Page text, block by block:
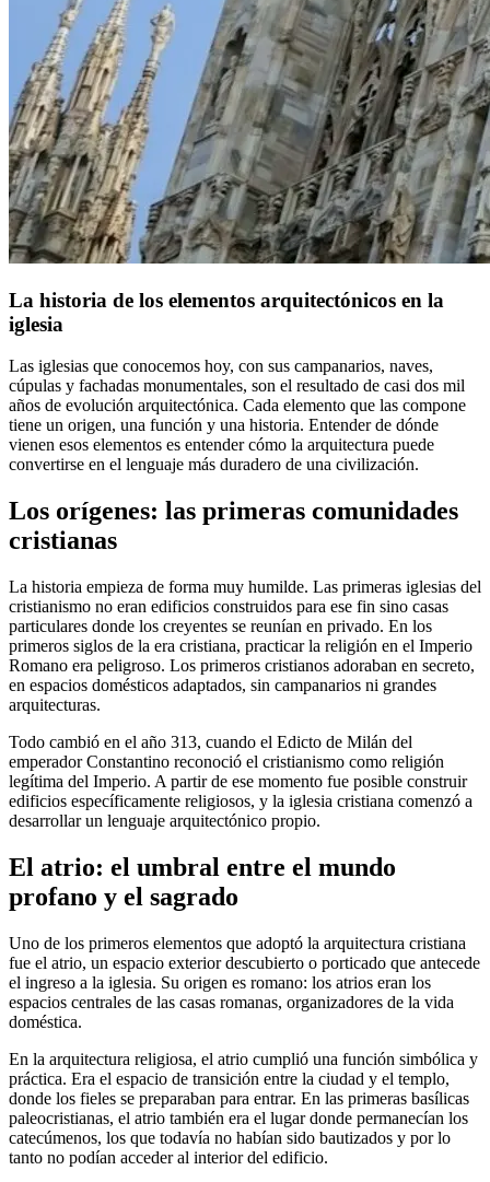
La historia de los elementos arquitectónicos en la
iglesia
Las iglesias que conocemos hoy, con sus campanarios, naves,
cúpulas y fachadas monumentales, son el resultado de casi dos mil
años de evolución arquitectónica. Cada elemento que las compone
tiene un origen, una función y una historia. Entender de dónde
vienen esos elementos es entender cómo la arquitectura puede
convertirse en el lenguaje más duradero de una civilización.
Los orígenes: las primeras comunidades
cristianas
La historia empieza de forma muy humilde. Las primeras iglesias del
cristianismo no eran edificios construidos para ese fin sino casas
particulares donde los creyentes se reunían en privado. En los
primeros siglos de la era cristiana, practicar la religión en el Imperio
Romano era peligroso. Los primeros cristianos adoraban en secreto,
en espacios domésticos adaptados, sin campanarios ni grandes
arquitecturas.
Todo cambió en el año 313, cuando el Edicto de Milán del
emperador Constantino reconoció el cristianismo como religión
legítima del Imperio. A partir de ese momento fue posible construir
edificios específicamente religiosos, y la iglesia cristiana comenzó a
desarrollar un lenguaje arquitectónico propio.
El atrio: el umbral entre el mundo
profano y el sagrado
Uno de los primeros elementos que adoptó la arquitectura cristiana
fue el atrio, un espacio exterior descubierto o porticado que antecede
el ingreso a la iglesia. Su origen es romano: los atrios eran los
espacios centrales de las casas romanas, organizadores de la vida
doméstica.
En la arquitectura religiosa, el atrio cumplió una función simbólica y
práctica. Era el espacio de transición entre la ciudad y el templo,
donde los fieles se preparaban para entrar. En las primeras basílicas
paleocristianas, el atrio también era el lugar donde permanecían los
catecúmenos, los que todavía no habían sido bautizados y por lo
tanto no podían acceder al interior del edificio.